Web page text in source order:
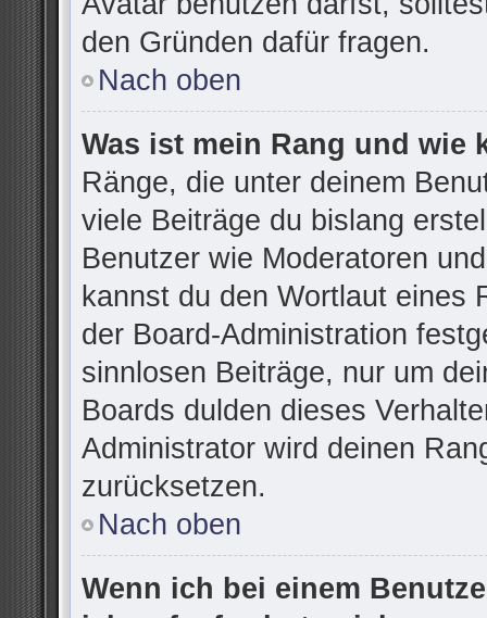
den Gründen dafür fragen.
Nach oben
Was ist mein Rang und wie
Ränge, die unter deinem
viele Beiträge du bislang
Benutzer wie Moderatoren
kannst du den Wortlaut eines
der Board-Administration
sinnlosen Beiträge, nur um
Boards dulden dieses
Administrator wird deinen
zurücksetzen.
Nach oben
Wenn ich bei einem